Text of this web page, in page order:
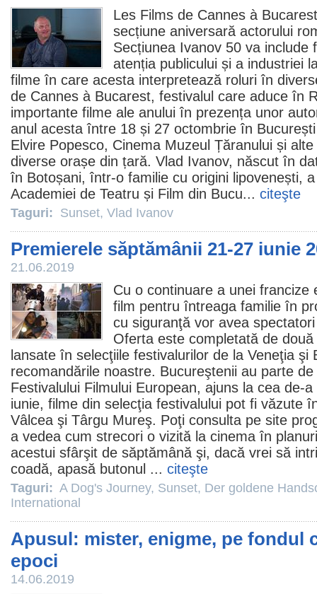
Les Films de Cannes à
secțiune aniversară actorului
Secțiunea Ivanov 50 va include
atenția publicului și a industriei
filme în care acesta interpretează roluri în
de Cannes à Bucarest, festivalul care aduce în
importante filme ale anului în prezența unor
anul acesta între 18 și 27 octombrie în
Elvire Popesco, Cinema Muzeul Țăranului și
diverse orașe din țară. Vlad Ivanov, născut în
în Botoșani, într-o familie cu origini lipovenești,
Academiei de Teatru și Film din Bucu... citeşte
Taguri: Sunset, Vlad Ivanov
Premierele săptămânii 21-27 iunie
21.06.2019
Cu o continuare a unei francize
film pentru întreaga familie în
cu siguranţă vor avea
Oferta este completată de
lansate în selecţiile festivalurilor de la Veneţia şi
recomandările noastre. Bucureştenii au parte
Festivalului Filmului European, ajuns la cea de-
iunie, filme din selecţia festivalului pot fi văzute
Vâlcea şi Târgu Mureş. Poţi consulta pe site
a vedea cum strecori o vizită la cinema în
acestui sfârşit de săptămână şi, dacă vrei să
coadă, apasă butonul ... citeşte
Taguri: A Dog's Journey, Sunset, Der goldene
International
Apusul: mister, enigme, pe fondul
epoci
14.06.2019